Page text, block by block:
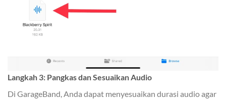
Langkah 3: Pangkas dan Sesuaikan Audio
Di GarageBand, Anda dapat menyesuaikan durasi audio agar